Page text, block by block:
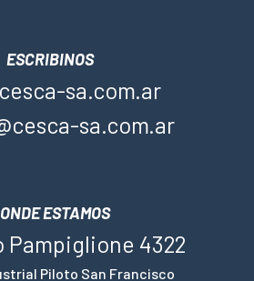
ESCRIBINOS
sa.com.ar
sa.com.ar
ESTAMOS
Pampiglione 4322
Piloto San Francisco